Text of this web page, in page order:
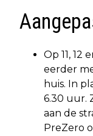
Op 11, 12
eerder
huis. In
6.30 uur.
aan de
PreZero